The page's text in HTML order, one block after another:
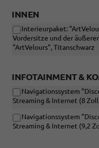
Metallic
[0AA1]
Reef
Blue
[8EA1]
Silber
Metallic
oder
[5WA1]
Smoky
INNEN
Interieurpaket:
Vordersitze und der
"ArtVelours", Titanschwarz
INFOTAINMENT &
Navigationssystem
Streaming & Internet (8
Navigationssystem
Streaming & Internet (9,2